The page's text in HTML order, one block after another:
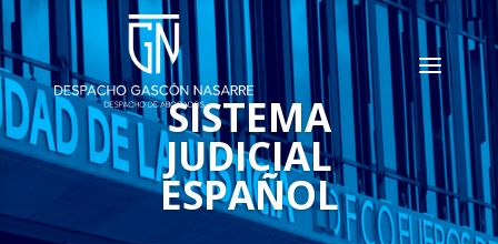
SISTEMA
JUDICIAL
ESPAÑOL